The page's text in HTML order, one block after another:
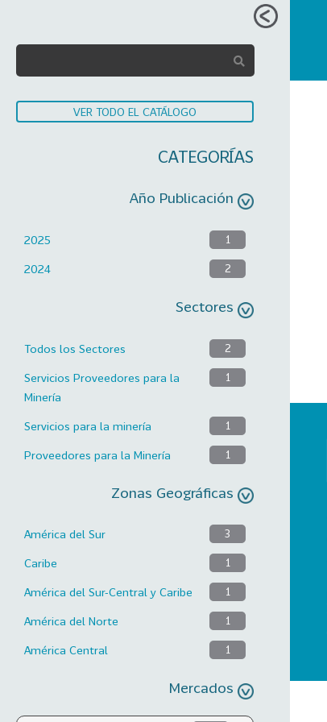
VER TODO EL CATÁLOGO
CATEGORÍAS
Año Publicación
2025 1
2024 2
Sectores
Todos los Sectores 2
Servicios Proveedores para la
Minería
1
Servicios para la minería 1
Proveedores para la Minería 1
Zonas Geográficas
América del Sur 3
Caribe 1
América del Sur-Central y Caribe 1
América del Norte 1
América Central 1
Mercados